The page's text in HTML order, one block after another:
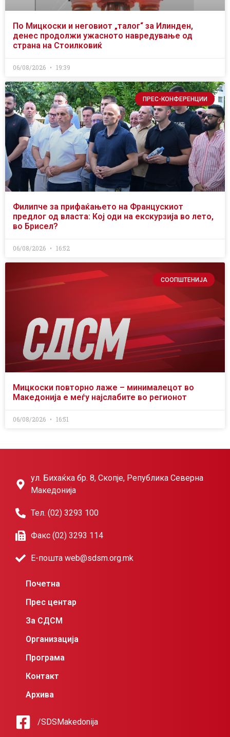
По Мицкоски и неговиот „талог“ за Илинден,
денес продолжи ужасното навредување од
страна на Стоилковиќ
06/08/2026 19:39
ПРЕС-КОНФЕРЕНЦИИ
Филипче за прифаќањето на Францускиот
предлог од власта: Кој оди на екскурзија во лето,
во Брисел?
06/08/2026 16:52
СООПШТЕНИЈА
Мицкоски повторно лаже – минималецот во
Македонија е меѓу најслабите во регионот
06/08/2026 16:51
ул. Бихаќка бр. 8, Скопје, Република Северна
Македонија
Тел. (02) 3293 100
Факс (02) 3293 114
Е-пошта web@sdsm.org.mk
Почетна
Прес центар
За СДСМ
Организација
Програма
Контакт
Архива
/SDSMakedonija